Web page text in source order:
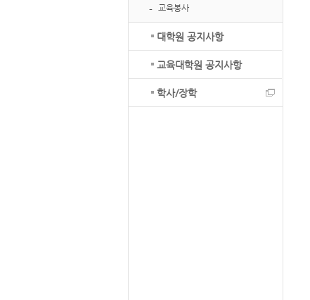
교육봉사
대학원 공지사항
교육대학원 공지사항
학사/장학